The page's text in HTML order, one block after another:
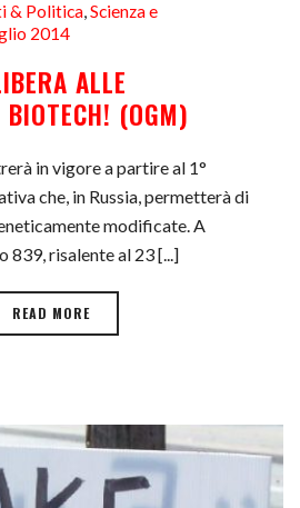
& Politica,Scienza e
2014
ALLE
BIOTECH! (OGM)
in vigore a partire al 1°
che, in Russia, permetterà di
modificate. A
839, risalente al 23 [...]
READ MORE